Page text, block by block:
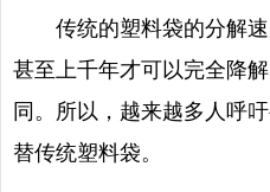
传统的塑料袋的分解
甚至上千年才可以完全降
同。所以，越来越多人呼
替传统塑料袋。